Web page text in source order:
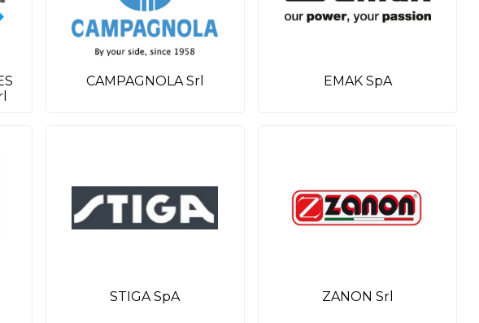
CAMPAGNOLA Srl EMAK SpA
STIGA SpA ZANON Srl